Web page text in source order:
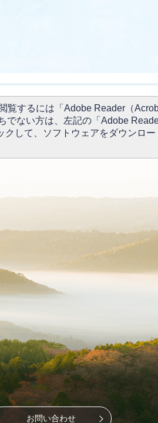
覧するには「Adobe Reader（
でない方は、左記の「Adobe
して、ソフトウェアをダウンロ
お問い合わせ